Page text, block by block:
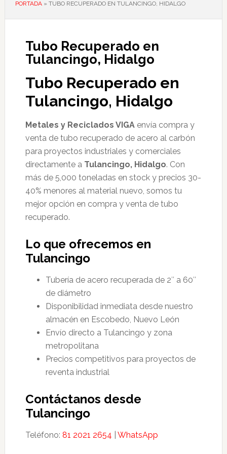
PORTADA» TUBO RECUPERADO EN TULANCINGO, HIDALGO
Tubo Recuperado en
Tulancingo, Hidalgo
Tubo Recuperado en
Tulancingo, Hidalgo
Metales y Reciclados VIGAenvía compra y
venta de tubo recuperado de acero al carbón
para proyectos industriales y comerciales
directamente a Tulancingo, Hidalgo. Con
más de 5,000 toneladas en stock y precios 30-
40% menores al material nuevo, somos tu
mejor opción en compra y venta de tubo
recuperado.
Lo que ofrecemos en
Tulancingo
Tubería de acero recuperada de 2″ a 60″
de diámetro
Disponibilidad inmediata desde nuestro
almacén en Escobedo, Nuevo León
Envío directo a Tulancingo y zona
metropolitana
Precios competitivos para proyectos de
reventa industrial
Contáctanos desde
Tulancingo
Teléfono: 81 2021 2654 WhatsApp